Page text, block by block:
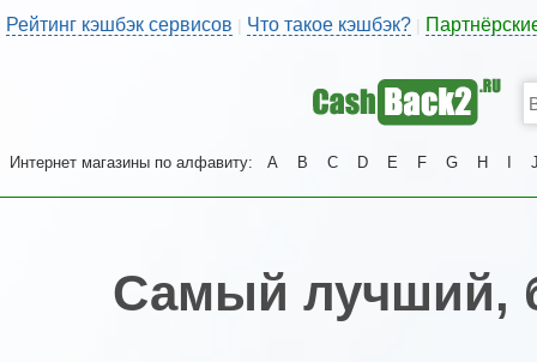
Рейтинг кэшбэк сервисов | Что такое кэшбэк?
Интернет магазины по алфавиту: A B C D E F G H
Самый лучший,